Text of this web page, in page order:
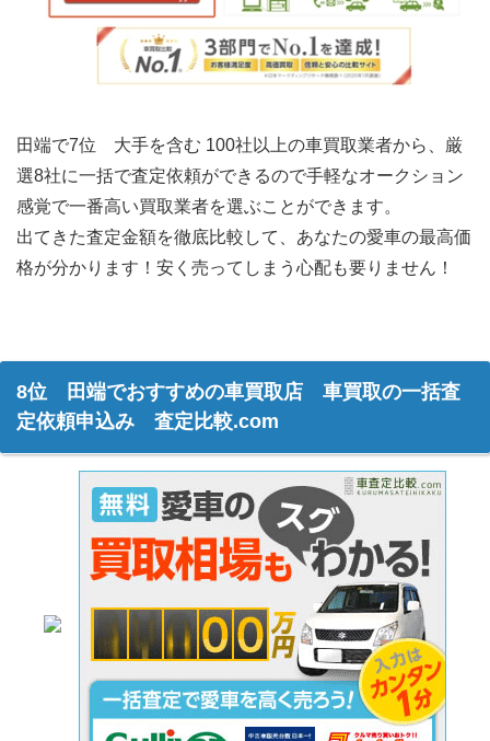
田端で7位 大手を含む 100社以上の車買取業者から、厳
選8社に一括で査定依頼ができるので手軽なオークション
感覚で一番高い買取業者を選ぶことができます。
出てきた査定金額を徹底比較して、あなたの愛車の最高価
格が分かります！安く売ってしまう心配も要りません！
8位 田端でおすすめの車買取店 車買取の一括査
定依頼申込み 査定比較.com